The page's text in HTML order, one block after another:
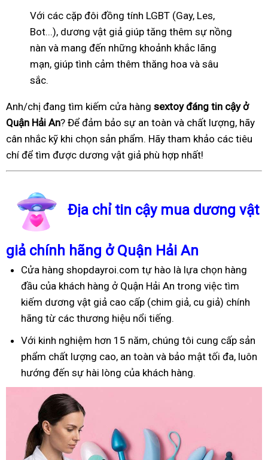
Với các cặp đôi đồng tính LGBT (Gay, Les,
Bot...), dương vật giả giúp tăng thêm sự nồng
nàn và mang đến những khoảnh khắc lãng
mạn, giúp tình cảm thêm thăng hoa và sâu
sắc.
Anh/chị đang tìm kiếm cửa hàng sextoy đáng tin cậy ở
Quận Hải An? Để đảm bảo sự an toàn và chất lượng, hãy
cân nhắc kỹ khi chọn sản phẩm. Hãy tham khảo các tiêu
chí để tìm được dương vật giả phù hợp nhất!
Địa chỉ tin cậy mua dương vật
giả chính hãng ở Quận Hải An
Cửa hàng shopdayroi.com tự hào là lựa chọn hàng
đầu của khách hàng ở Quận Hải An trong việc tìm
kiếm dương vật giả cao cấp (chim giả, cu giả) chính
hãng từ các thương hiệu nổi tiếng.
Với kinh nghiệm hơn 15 năm, chúng tôi cung cấp sản
phẩm chất lượng cao, an toàn và bảo mật tối đa, luôn
hướng đến sự hài lòng của khách hàng.